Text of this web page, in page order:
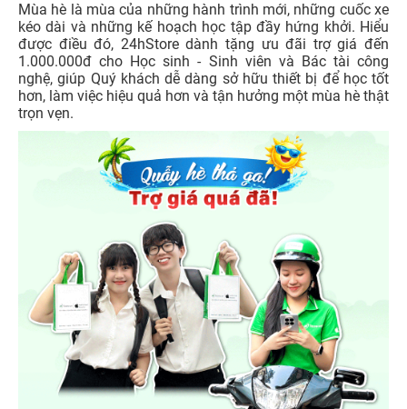
Mùa hè là mùa của những hành trình mới, những cuốc xe
kéo dài và những kế hoạch học tập đầy hứng khởi. Hiểu
được điều đó, 24hStore dành tặng ưu đãi trợ giá đến
1.000.000đ cho Học sinh - Sinh viên và Bác tài công
nghệ, giúp Quý khách dễ dàng sở hữu thiết bị để học tốt
hơn, làm việc hiệu quả hơn và tận hưởng một mùa hè thật
trọn vẹn.